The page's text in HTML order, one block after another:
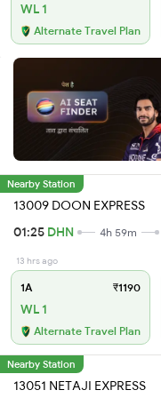
WL 1
Alternate Travel Plan
Nearby Station
13009 DOON EXPRESS
01:25 DHN 4h 59m
13 hrs ago
1A ₹1190
WL 1
Alternate Travel Plan
Nearby Station
13051 NETAJI EXPRESS